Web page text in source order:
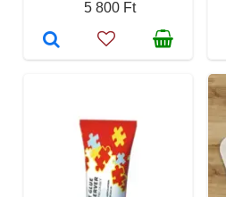
5 800 Ft